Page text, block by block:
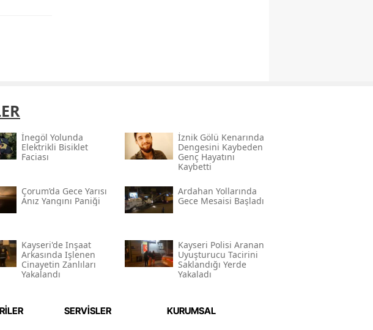
İnegöl Yolunda
Elektrikli Bisiklet
Faciası
İznik Gölü Kenarında
Dengesini Kaybeden
Genç Hayatını
Kaybetti
Çorum’da Gece Yarısı
Anız Yangını Paniği
Ardahan Yollarında
Gece Mesaisi Başladı
Kayseri'de Inşaat
Arkasında Işlenen
Cinayetin Zanlıları
Yakalandı
Kayseri Polisi Aranan
Uyuşturucu Tacirini
Saklandığı Yerde
Yakaladı
SERVİSLER KURUMSAL